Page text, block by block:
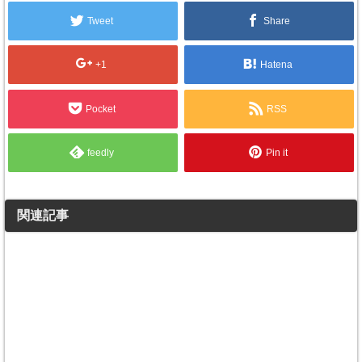
Tweet Share
+1 Hatena
Pocket RSS
feedly Pin it
関連記事